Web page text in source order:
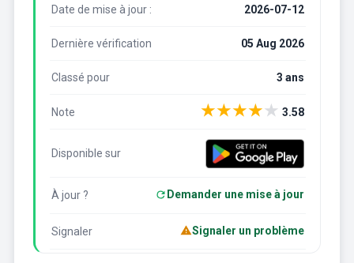
Date de mise à jour : 2026-07-12
Dernière vérification 05 Aug 2026
Classé pour 3 ans
Note ★★★★★ 3.58
Disponible sur
À jour ? Demander une mise à jour
Signaler Signaler un problème